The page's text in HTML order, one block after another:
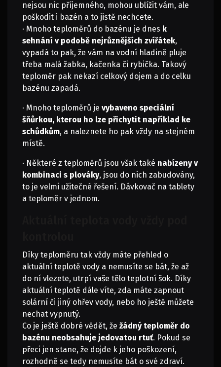
nejsou nic příjemného, mohou ublížit vám, ale
poškodit i bazén a to jistě nechcete.
· Mnoho teploměrů do bazénu je dnes k
sehnání v podobě nejrůznějších zvířátek,
vypadá to pak, že vám na vodní hladině pluje
třeba malá žabka, kačenka či rybička. Takový
teploměr pak nekazí celkový dojem a do celku
bazénu zapadá.
· Mnoho teploměrů je vybaveno speciální
šňůrkou, kterou ho lze přichytit například ke
schůdkům, a naleznete ho pak vždy na stejném
místě.
· Některé z teploměrů jsou však také nabízeny v
kombinaci s plováky, jsou do nich zabudovány,
to je velmi užitečné řešení. Dávkovač na tablety
a teploměr v jednom.
Díky teploměru tak vždy máte přehled o
aktuální teplotě vody a nemusíte se bát, že až
do ní vlezete, utrpí vaše tělo teplotní šok. Díky
aktuální teplotě dále víte, zda máte zapnout
solární či jiný ohřev vody, nebo ho ještě můžete
nechat vypnutý.
Co je ještě dobré vědět, že žádný teploměr do
bazénu neobsahuje jedovatou rtuť. Pokud se
přeci jen stane, že dojde k jeho poškození,
rozhodně se tedy nemusíte bát o své zdraví.